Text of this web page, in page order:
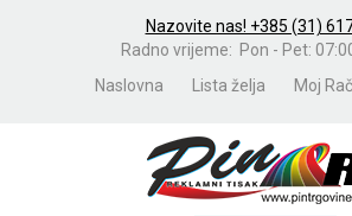
Nazovite nas! +385 (31)
Radno vrijeme: Pon - Pet:
Naslovna
Lista želja Moj